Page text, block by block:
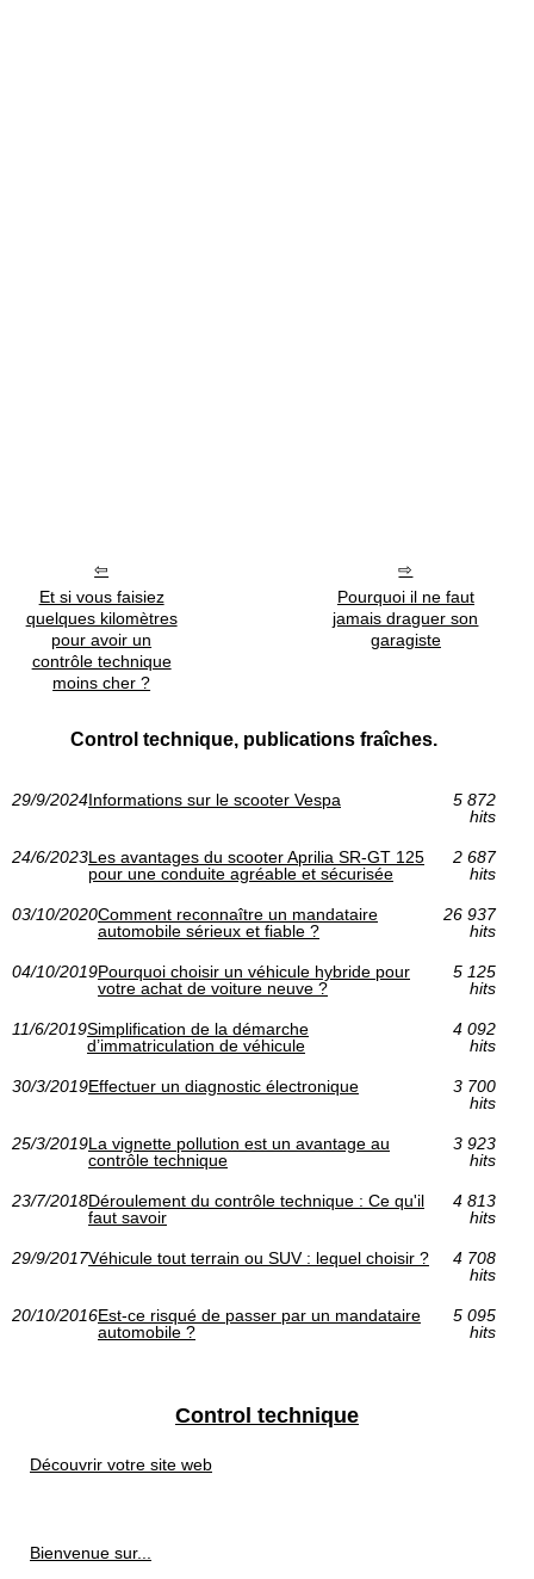
Et si vous faisiez
quelques kilomètres
pour avoir un
contrôle technique
moins cher ?
Pourquoi il ne faut
jamais draguer son
garagiste
Control technique, publications fraîches.
29/9/2024Informations sur le scooter Vespa
5 872
hits
24/6/2023Les avantages du scooter Aprilia SR-GT 125
pour une conduite agréable et sécurisée
2 687
hits
03/10/2020Comment reconnaître un mandataire
automobile sérieux et fiable ?
26 937
hits
04/10/2019Pourquoi choisir un véhicule hybride pour
votre achat de voiture neuve ?
5 125
hits
11/6/2019Simplification de la démarche
d’immatriculation de véhicule
4 092
hits
30/3/2019Effectuer un diagnostic électronique
3 700
hits
25/3/2019La vignette pollution est un avantage au
contrôle technique
3 923
hits
23/7/2018Déroulement du contrôle technique : Ce qu'il
faut savoir
4 813
hits
29/9/2017Véhicule tout terrain ou SUV : lequel choisir ?
4 708
hits
20/10/2016Est-ce risqué de passer par un mandataire
automobile ?
5 095
hits
Control technique
Découvrir votre site web
Bienvenue sur...